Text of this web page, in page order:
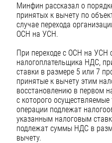
Минфин рассказал о
принятых к вычету по
случае перехода
ОСН на УСН.
При переходе с ОСН на УСН
налогоплательщика НДС,
ставки в размере 5 или 7
принятые к вычету этим
восстановлению в первом
с которого
операции подлежат
указанным налоговым
подлежат суммы НДС в
вычету.